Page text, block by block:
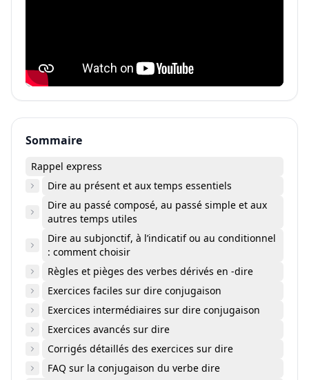
Sommaire
Rappel express
Dire au présent et aux temps essentiels
Dire au passé composé, au passé simple et aux
autres temps utiles
Dire au subjonctif, à l’indicatif ou au conditionnel
: comment choisir
Règles et pièges des verbes dérivés en -dire
Exercices faciles sur dire conjugaison
Exercices intermédiaires sur dire conjugaison
Exercices avancés sur dire
Corrigés détaillés des exercices sur dire
FAQ sur la conjugaison du verbe dire